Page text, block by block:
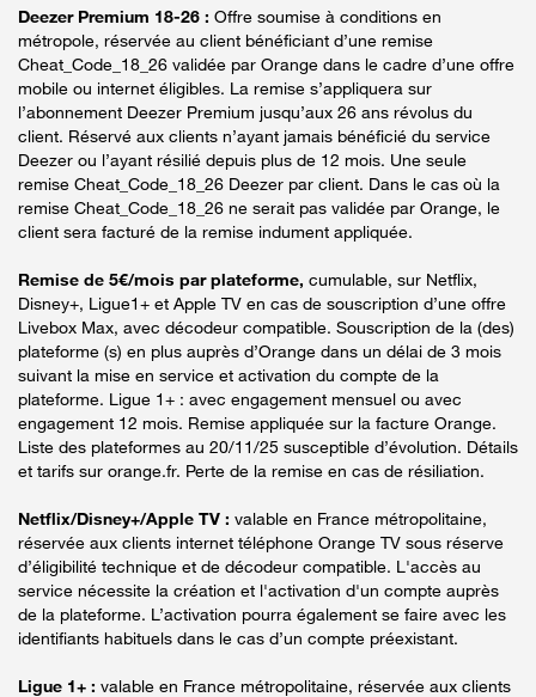
Deezer Premium 18-26 : Offre soumise à conditions en
métropole, réservée au client bénéficiant d’une remise
Cheat_Code_18_26 validée par Orange dans le cadre d’une offre
mobile ou internet éligibles. La remise s’appliquera sur
l’abonnement Deezer Premium jusqu’aux 26 ans révolus du
client. Réservé aux clients n’ayant jamais bénéficié du service
Deezer ou l’ayant résilié depuis plus de 12 mois. Une seule
remise Cheat_Code_18_26 Deezer par client. Dans le cas où la
remise Cheat_Code_18_26 ne serait pas validée par Orange, le
client sera facturé de la remise indument appliquée.
Remise de 5€/mois par plateforme, cumulable, sur Netflix,
Disney+, Ligue1+ et Apple TV en cas de souscription d’une offre
Livebox Max, avec décodeur compatible. Souscription de la (des)
plateforme (s) en plus auprès d’Orange dans un délai de 3 mois
suivant la mise en service et activation du compte de la
plateforme. Ligue 1+ : avec engagement mensuel ou avec
engagement 12 mois. Remise appliquée sur la facture Orange.
Liste des plateformes au 20/11/25 susceptible d’évolution. Détails
et tarifs sur orange.fr. Perte de la remise en cas de résiliation.
Netflix/Disney+/Apple TV : valable en France métropolitaine,
réservée aux clients internet téléphone Orange TV sous réserve
d’éligibilité technique et de décodeur compatible. L'accès au
service nécessite la création et l'activation d'un compte auprès
de la plateforme. L’activation pourra également se faire avec les
identifiants habituels dans le cas d’un compte préexistant.
Ligue 1+ : valable en France métropolitaine, réservée aux clients